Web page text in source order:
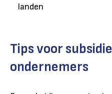
landen
Tips voor
ondernemers